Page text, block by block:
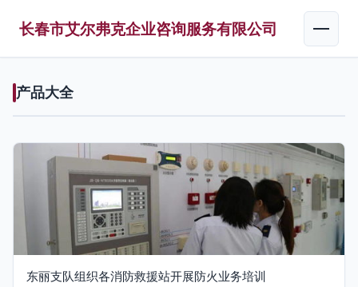
长春市艾尔弗克企业咨询服务有限公司
产品大全
东丽支队组织各消防救援站开展防火业务培训